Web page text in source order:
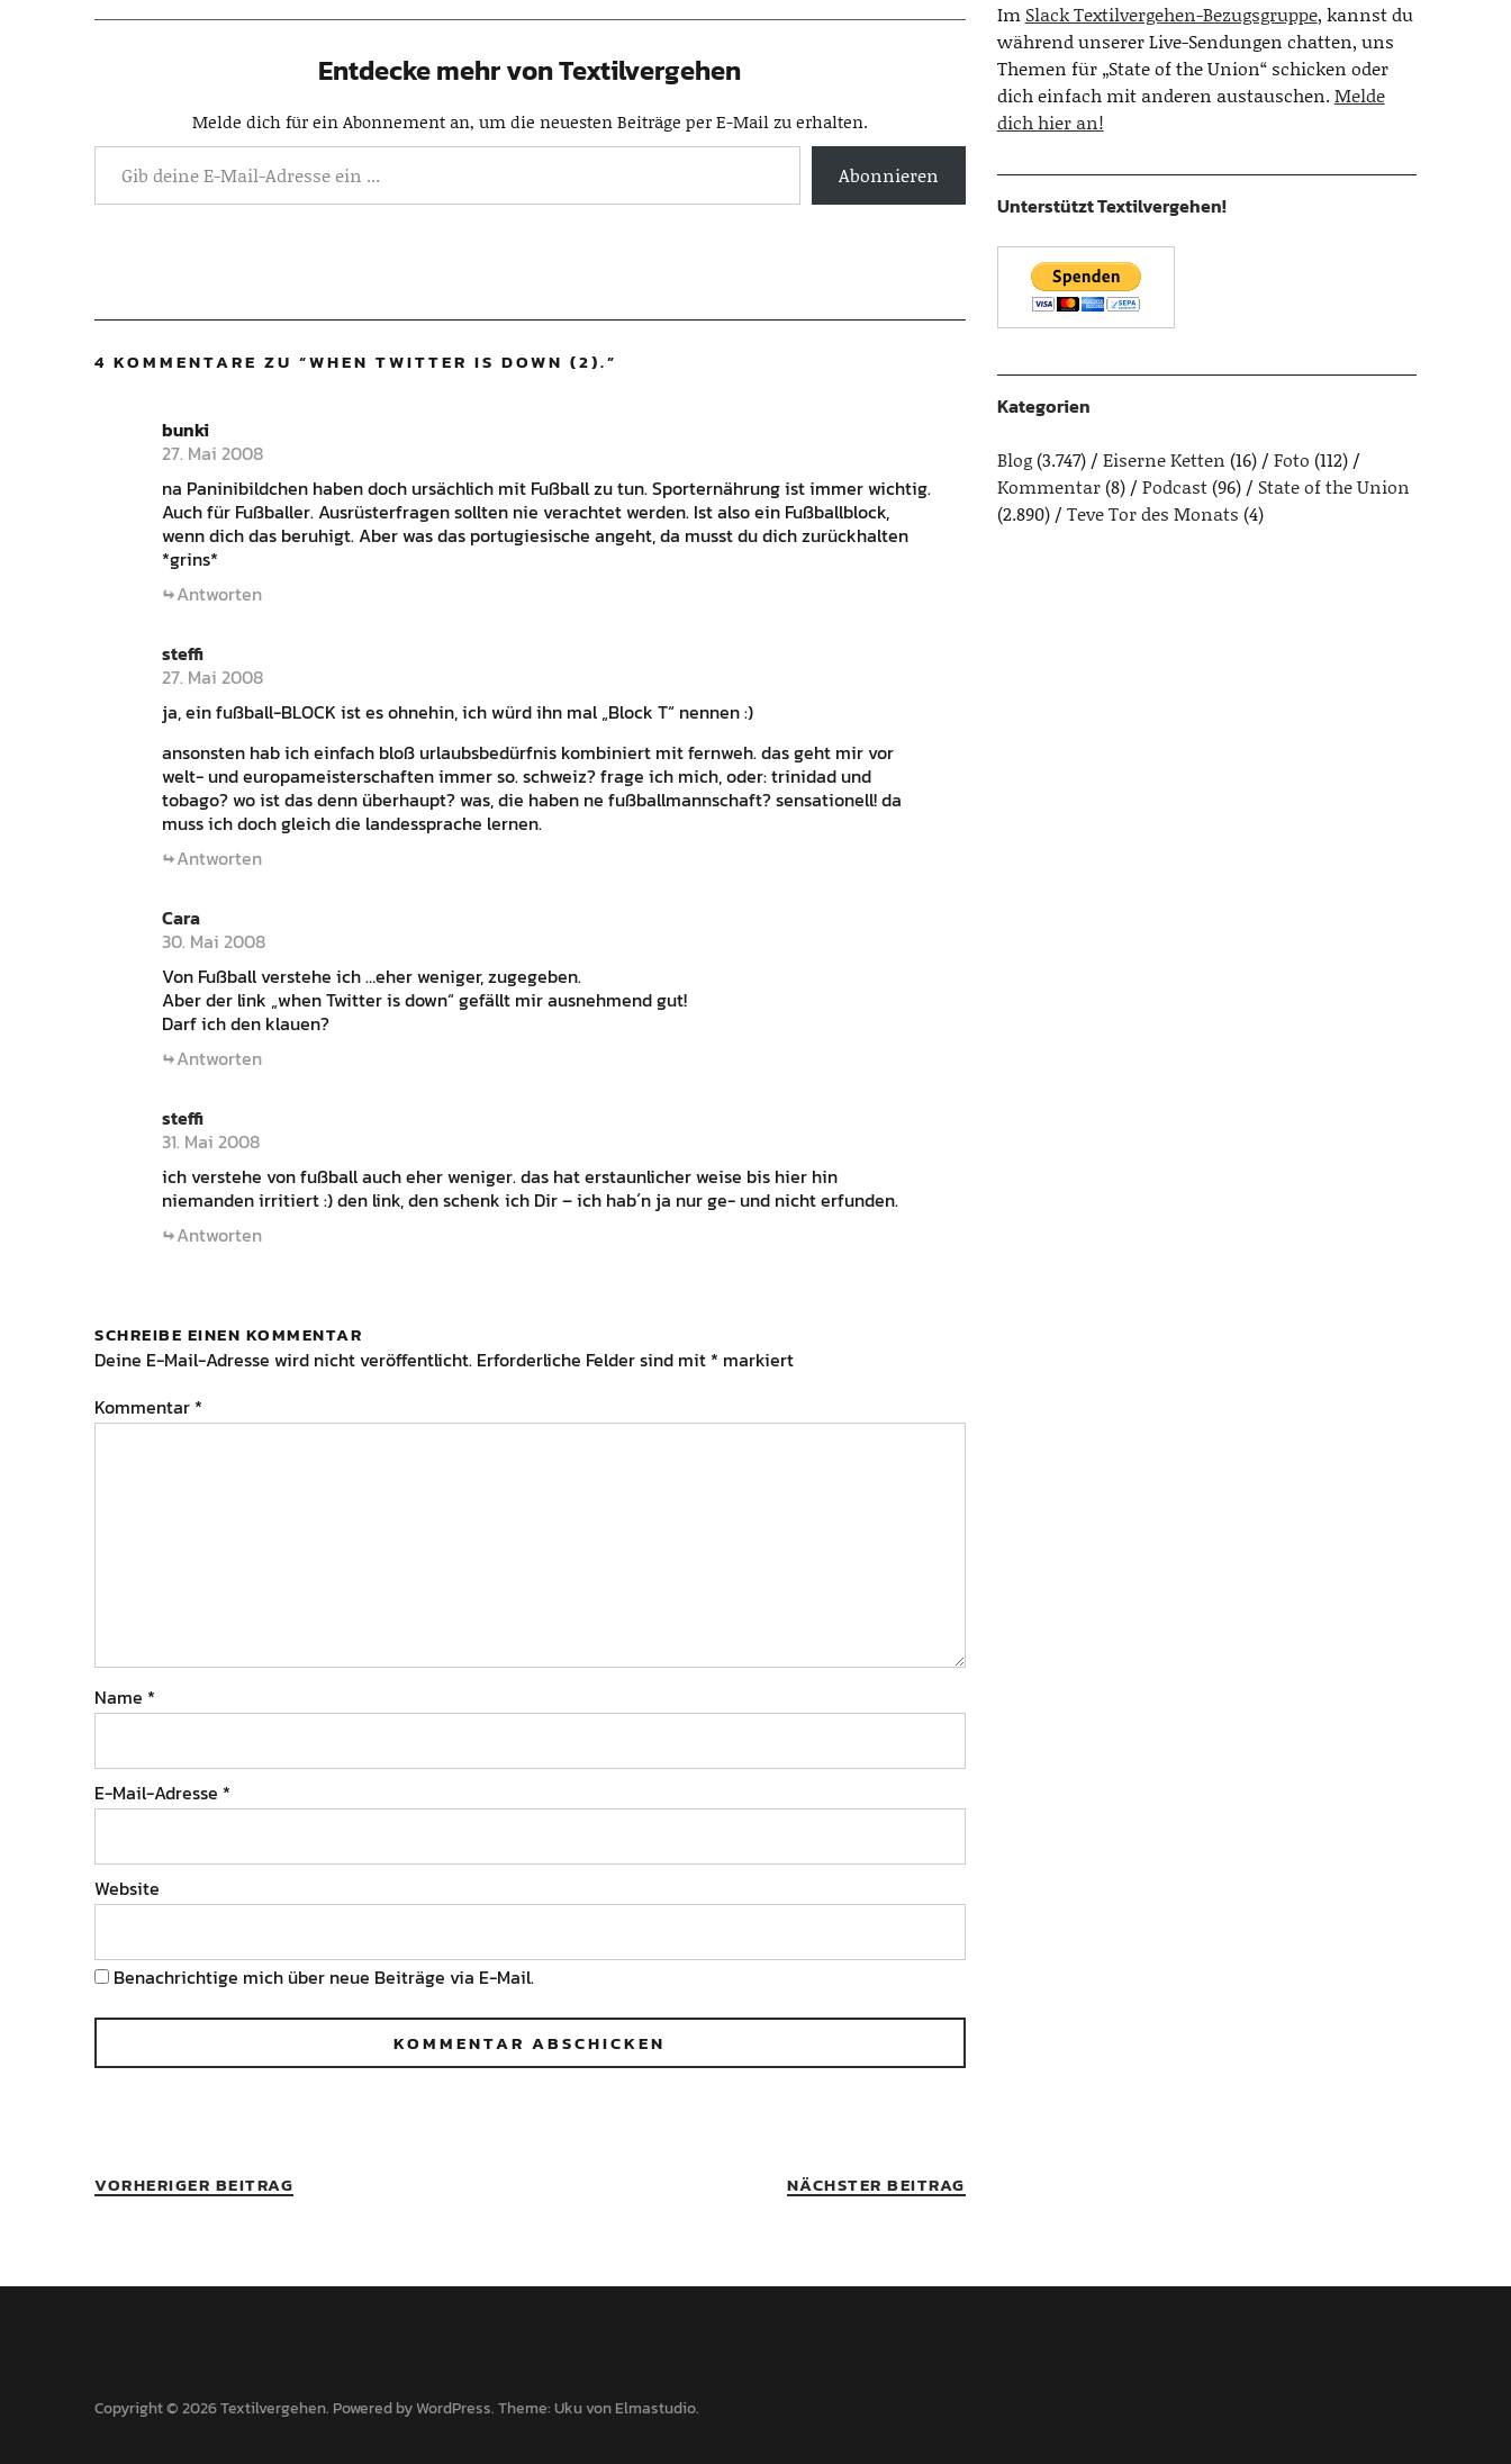
Entdecke mehr von Textilvergehen
Melde dich für ein Abonnement an, um die neuesten Beiträge per E-Mail zu erhalten.
Abonnieren
4 KOMMENTARE ZU “WHEN TWITTER IS DOWN (2).”
bunki
27. Mai 2008
na Paninibildchen haben doch ursächlich mit Fußball zu tun. Sporternährung ist immer wichtig.
Auch für Fußballer. Ausrüsterfragen sollten nie verachtet werden. Ist also ein Fußballblock,
wenn dich das beruhigt. Aber was das portugiesische angeht, da musst du dich zurückhalten
*grins*
Antworten
steffi
27. Mai 2008
ja, ein fußball-BLOCK ist es ohnehin, ich würd ihn mal „Block T“ nennen :)
ansonsten hab ich einfach bloß urlaubsbedürfnis kombiniert mit fernweh. das geht mir vor
welt- und europameisterschaften immer so. schweiz? frage ich mich, oder: trinidad und
tobago? wo ist das denn überhaupt? was, die haben ne fußballmannschaft? sensationell! da
muss ich doch gleich die landessprache lernen.
Antworten
Cara
30. Mai 2008
Von Fußball verstehe ich …eher weniger, zugegeben.
Aber der link „when Twitter is down“ gefällt mir ausnehmend gut!
Darf ich den klauen?
Antworten
steffi
31. Mai 2008
ich verstehe von fußball auch eher weniger. das hat erstaunlicher weise bis hier hin
niemanden irritiert :) den link, den schenk ich Dir – ich hab´n ja nur ge- und nicht erfunden.
Antworten
SCHREIBE EINEN KOMMENTAR
Deine E-Mail-Adresse wird nicht veröffentlicht. Erforderliche Felder sind mit * markiert
Kommentar *
Name *
E-Mail-Adresse *
Website
Benachrichtige mich über neue Beiträge via E-Mail.
VORHERIGER BEITRAG NÄCHSTER BEITRAG
Im Slack Textilvergehen-Bezugsgruppe, kannst du
während unserer Live-Sendungen chatten, uns
Themen für „State of the Union“ schicken oder
dich einfach mit anderen austauschen.Melde
dich hier an!
Unterstützt Textilvergehen!
Kategorien
Blog(3.747) Eiserne Ketten (16) Foto (112)
Kommentar(8) Podcast(96)
State of the Union
(2.890)
Teve Tor des Monats (4)
Copyright © 2026 Textilvergehen Powered byWordPress Theme: Uku vonElmastudio